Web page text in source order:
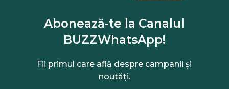
Abonează-te la Canalul
BUZZWhatsApp!
Fii primul care află despre campanii și
noutăți.